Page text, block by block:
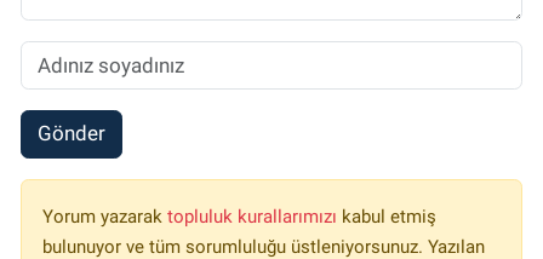
Gönder
Yorum yazarak topluluk kurallarımızı kabul etmiş
bulunuyor ve tüm sorumluluğu üstleniyorsunuz. Yazılan